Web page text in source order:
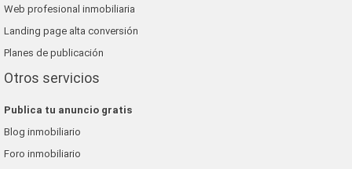
Web profesional inmobiliaria
Landing page alta conversión
Planes de publicación
Otros servicios
Publica tu anuncio gratis
Blog inmobiliario
Foro inmobiliario